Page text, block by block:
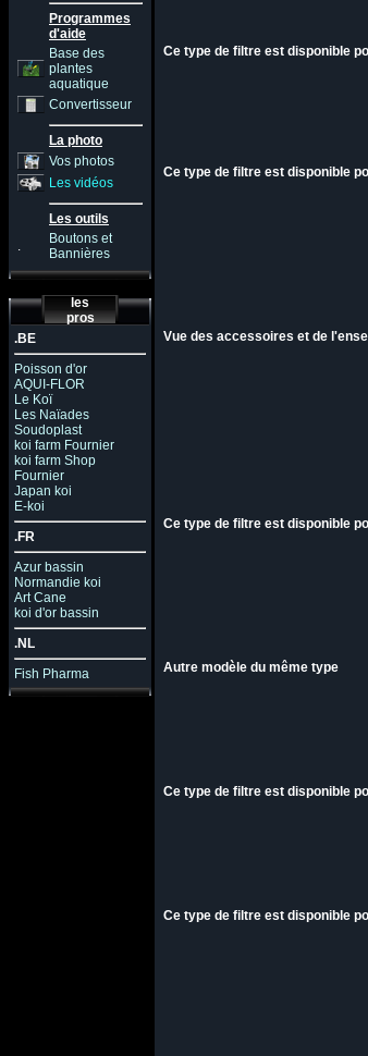
Programmes
d'aide
Base des
plantes
aquatique
Convertisseur
La photo
Vos photos
Les vidéos
Les outils
.
Boutons et
Bannières
les
pros
.BE
Poisson d'or
AQUI-FLOR
Le Koï
Les Naïades
Soudoplast
koi farm Fournier
koi farm Shop
Fournier
Japan koi
E-koi
.FR
Azur bassin
Normandie koi
Art Cane
koi d'or bassin
.NL
Fish Pharma
Ce type de filtre est disponible
Ce type de filtre est disponible
Vue des accessoires et de
Ce type de filtre est disponible
Autre modèle du même type
Ce type de filtre est disponible
Ce type de filtre est disponible